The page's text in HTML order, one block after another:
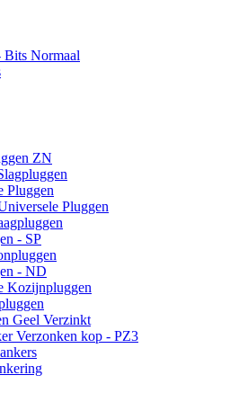
Bits Normaal
ZN
Pluggen
Pluggen
- SP
- ND
Kozijnpluggen
Geel Verzinkt
Verzonken kop - PZ3